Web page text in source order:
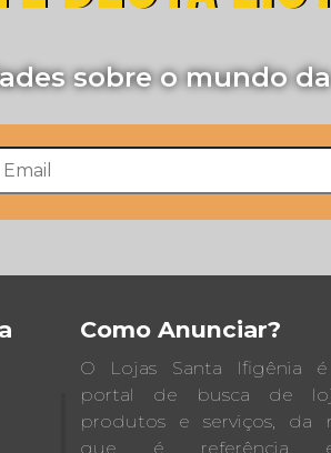
sobre o mundo
Como Anunciar?
O Lojas Santa Ifigênia
portal de busca de
produtos e serviços, da
que é referência